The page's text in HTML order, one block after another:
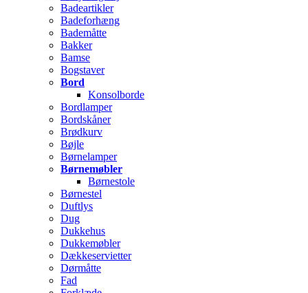
Badeartikler
Badeforhæng
Bademåtte
Bakker
Bamse
Bogstaver
Bord
Konsolborde
Bordlamper
Bordskåner
Brødkurv
Bøjle
Børnelamper
Børnemøbler
Børnestole
Børnestel
Duftlys
Dug
Dukkehus
Dukkemøbler
Dækkeservietter
Dørmåtte
Fad